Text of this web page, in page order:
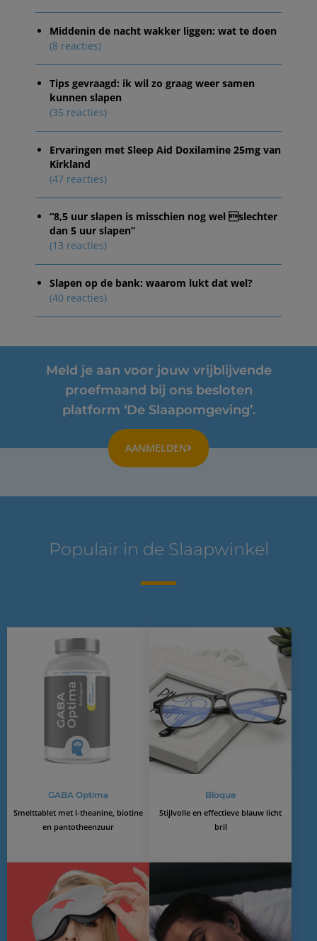
Middenin de nacht wakker liggen: wat te doen
(8 reacties)
Tips gevraagd: ik wil zo graag weer samen
kunnen slapen
(35 reacties)
Ervaringen met Sleep Aid Doxilamine 25mg van
Kirkland
(47 reacties)
“8,5 uur slapen is misschien nog wel slechter
dan 5 uur slapen”
(13 reacties)
Slapen op de bank: waarom lukt dat wel?
(40 reacties)
Meld je aan voor jouw vrijblijvende
proefmaand bij ons besloten
platform ‘De Slaapomgeving’.
AANMELDEN
Populair in de Slaapwinkel
GABA Optima
Smelttablet met l-theanine, biotine
en pantotheenzuur
Bloque
Stijlvolle en effectieve blauw licht
bril